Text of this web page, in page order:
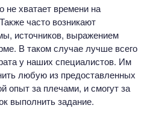
не хватает времени на
часто возникают
источников, выражением
В таком случае лучше всего
у наших специалистов. Им
любую из предоставленных
опыт за плечами, и смогут за
выполнить задание.